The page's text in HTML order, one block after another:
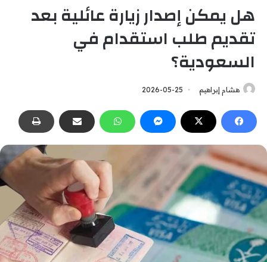
هل يمكن إصدار زيارة عائلية بعد
تقديم طلب استقدام في
السعودية؟
هشام إبراهيم 2026-05-25